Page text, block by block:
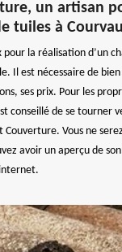
un artisan
tuiles à
la réalisation d’un
Il est nécessaire de
ses prix. Pour les
conseillé de se tourner
Vous ne
avoir un aperçu de